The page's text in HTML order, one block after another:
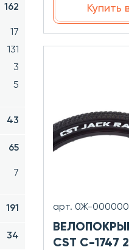
162
17
131
3
5
43
65
7
191
34
Купить
арт. 0Ж-
CST C-1747